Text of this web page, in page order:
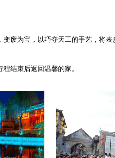
废为宝，以巧夺天工的手艺，将
结束后返回温馨的家。